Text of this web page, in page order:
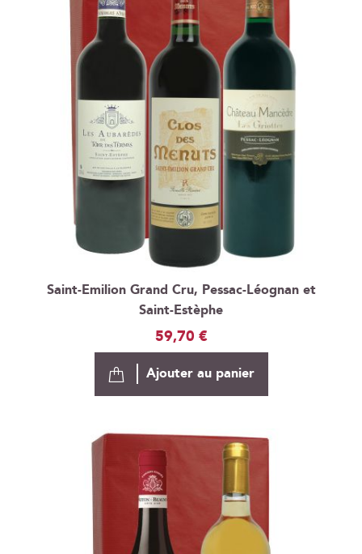
Saint-Emilion Grand Cru, Pessac-Léognan et
Saint-Estèphe
59,70 €
Ajouter au panier